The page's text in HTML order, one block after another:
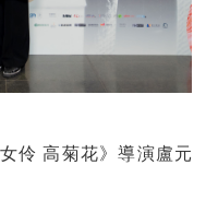
伶 高菊花》導演盧元